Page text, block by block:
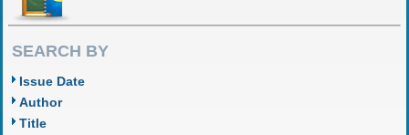
SEARCH BY
Issue Date
Author
Title